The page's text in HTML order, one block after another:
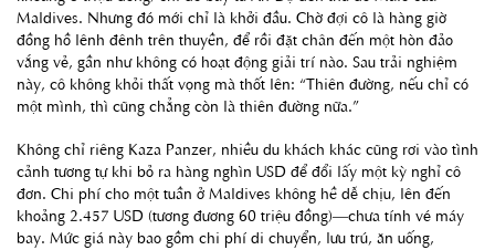
Maldives. Nhưng đó mới chỉ là khởi đầu. Chờ đợi cô là hàng giờ
đồng hồ lênh đênh trên thuyền, để rồi đặt chân đến một hòn đảo
vắng vẻ, gần như không có hoạt động giải trí nào. Sau trải nghiệm
này, cô không khỏi thất vọng mà thốt lên: “Thiên đường, nếu chỉ có
một mình, thì cũng chẳng còn là thiên đường nữa.”
Không chỉ riêng Kaza Panzer, nhiều du khách khác cũng rơi vào tình
cảnh tương tự khi bỏ ra hàng nghìn USD để đổi lấy một kỳ nghỉ cô
đơn. Chi phí cho một tuần ở Maldives không hề dễ chịu, lên đến
khoảng 2.457 USD (tương đương 60 triệu đồng)—chưa tính vé máy
bay. Mức giá này bao gồm chi phí di chuyển, lưu trú, ăn uống,